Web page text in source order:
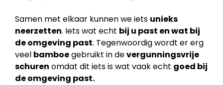
Samen met elkaar kunnen we iets unieks
neerzetten. Iets wat echt bij u past en wat bij
deomgeving past. Tegenwoordig wordt er erg
veel bamboegebruikt in devergunningsvrije
schuren omdat dit iets is wat vaak echt goed bij
de omgeving past.